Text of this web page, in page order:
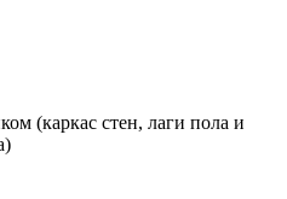
(каркас стен, лаги пола и